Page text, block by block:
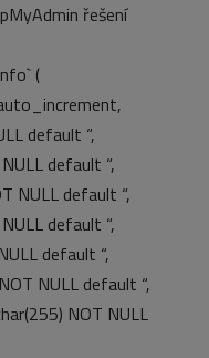
řešení
(
default “,
default “,
NULL default “,
default “,
default “,
NULL default “,
NOT NULL